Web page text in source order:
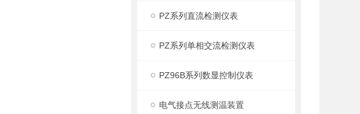
PZ系列直流检测仪表
PZ系列单相交流检测仪表
PZ96B系列数显控制仪表
电气接点无线测温装置